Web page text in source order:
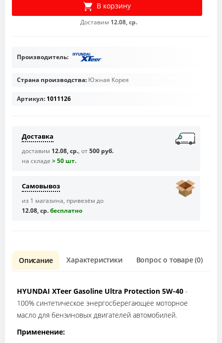
В корзину
Доставим 12.08, ср.
Производитель:
Страна производства: Южная Корея
Артикул: 1011126
Доставка
доставим 12.08, ср., от500 руб.
на складе > 50 шт.
Самовывоз
из 1 магазина, привезём до
12.08, ср.бесплaтно
Описание Характеристики Вопрос о товаре (0)
HYUNDAI XTeer Gasoline Ultra Protection 5W-40 -
100% синтетическое энергосберегающее моторное
масло для бензиновых двигателей автомобилей.
Применение: